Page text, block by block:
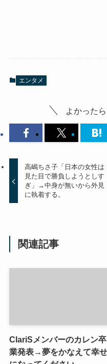
エンタメ
よかった
高嶋ちさ子「日本の女性は
見た目で勝負しようとしす
ぎ」→中身が無いから外見
に執着する。
関連記事
ClariSメンバーのカレン卒
業発表→夢をかなえて幸せ